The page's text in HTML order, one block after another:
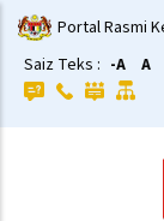
Langkau
ke
kandungan
utama
Portal Rasmi
Saiz Teks : -A A